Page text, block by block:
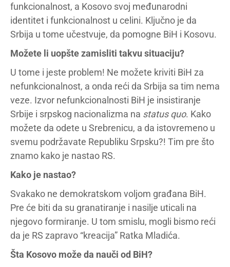
funkcionalnost, a Kosovo svoj međunarodni
identitet i funkcionalnost u celini. Ključno je da
Srbija u tome učestvuje, da pomogne BiH i Kosovu.
Možete li uopšte zamisliti takvu situaciju?
U tome i jeste problem! Ne možete kriviti BiH za
nefunkcionalnost, a onda reći da Srbija sa tim nema
veze. Izvor nefunkcionalnosti BiH je insistiranje
Srbije i srpskog nacionalizma na status quo. Kako
možete da odete u Srebrenicu, a da istovremeno u
svemu podržavate Republiku Srpsku?! Tim pre što
znamo kako je nastao RS.
Kako je nastao?
Svakako ne demokratskom voljom građana BiH.
Pre će biti da su granatiranje i nasilje uticali na
njegovo formiranje. U tom smislu, mogli bismo reći
da je RS zapravo “kreacija” Ratka Mladića.
Šta Kosovo može da nauči od BiH?